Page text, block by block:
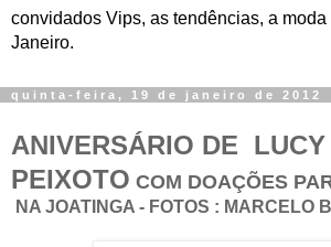
convidados Vips, as tendências, a
Janeiro.
quinta-feira, 19 de janeiro de 2012
ANIVERSÁRIO DE
PEIXOTO COM DOAÇÕES
NA JOATINGA - FOTOS : MARCELO